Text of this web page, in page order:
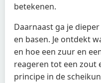
betekenen.
Daarnaast ga je
en basen. Je ontdekt
en hoe een zuur en
reageren tot een zout
principe in de